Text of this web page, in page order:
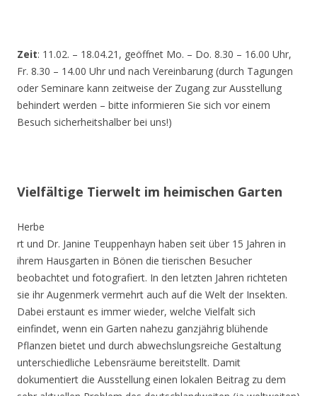
Zeit: 11.02. – 18.04.21, geöffnet Mo. – Do. 8.30 – 16.00 Uhr,
Fr. 8.30 – 14.00 Uhr und nach Vereinbarung (durch Tagungen
oder Seminare kann zeitweise der Zugang zur Ausstellung
behindert werden – bitte informieren Sie sich vor einem
Besuch sicherheitshalber bei uns!)
Vielfältige Tierwelt im heimischen Garten
Herbe
rt und Dr. Janine Teuppenhayn haben seit über 15 Jahren in
ihrem Hausgarten in Bönen die tierischen Besucher
beobachtet und fotografiert. In den letzten Jahren richteten
sie ihr Augenmerk vermehrt auch auf die Welt der Insekten.
Dabei erstaunt es immer wieder, welche Vielfalt sich
einfindet, wenn ein Garten nahezu ganzjährig blühende
Pflanzen bietet und durch abwechslungsreiche Gestaltung
unterschiedliche Lebensräume bereitstellt. Damit
dokumentiert die Ausstellung einen lokalen Beitrag zu dem